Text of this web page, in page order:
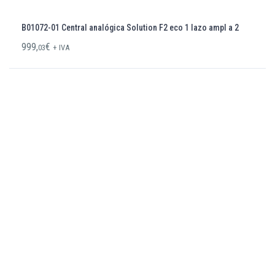
B01072-01 Central analógica Solution F2 eco 1 lazo ampl a 2
999,03€ + IVA